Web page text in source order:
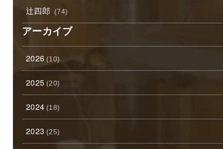
辻四郎 (74)
アーカイブ
2026 (10)
2025 (20)
2024 (18)
2023 (25)